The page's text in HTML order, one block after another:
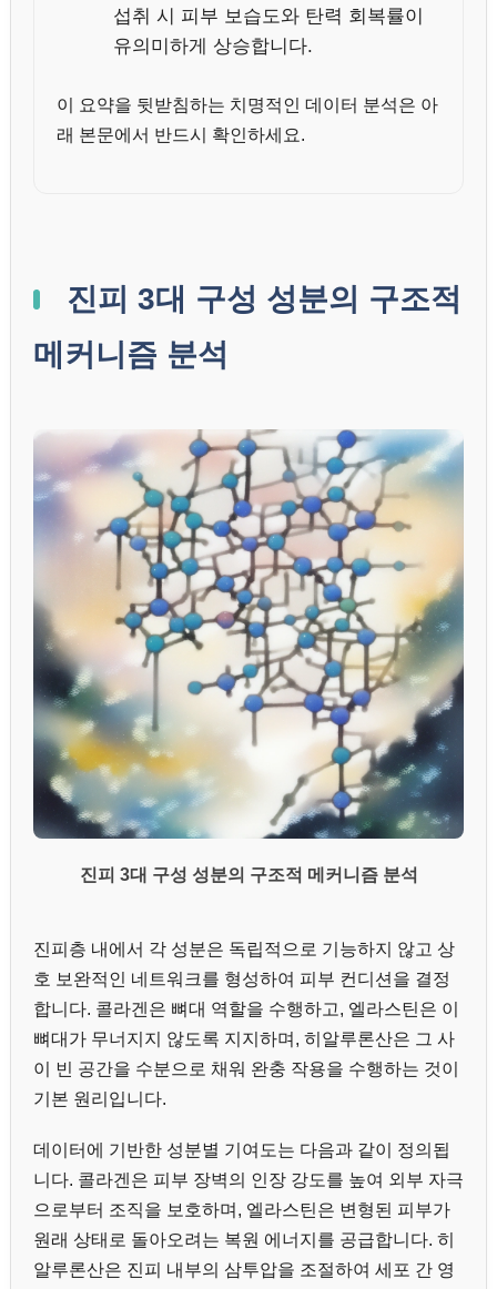
섭취 시 피부 보습도와 탄력 회복률이
유의미하게 상승합니다.
이 요약을 뒷받침하는 치명적인 데이터 분석은 아
래 본문에서 반드시 확인하세요.
진피 3대 구성 성분의 구조적
메커니즘 분석
진피 3대 구성 성분의 구조적 메커니즘 분석
진피층 내에서 각 성분은 독립적으로 기능하지 않고 상
호 보완적인 네트워크를 형성하여 피부 컨디션을 결정
합니다. 콜라겐은 뼈대 역할을 수행하고, 엘라스틴은 이
뼈대가 무너지지 않도록 지지하며, 히알루론산은 그 사
이 빈 공간을 수분으로 채워 완충 작용을 수행하는 것이
기본 원리입니다.
데이터에 기반한 성분별 기여도는 다음과 같이 정의됩
니다. 콜라겐은 피부 장벽의 인장 강도를 높여 외부 자극
으로부터 조직을 보호하며, 엘라스틴은 변형된 피부가
원래 상태로 돌아오려는 복원 에너지를 공급합니다. 히
알루론산은 진피 내부의 삼투압을 조절하여 세포 간 영